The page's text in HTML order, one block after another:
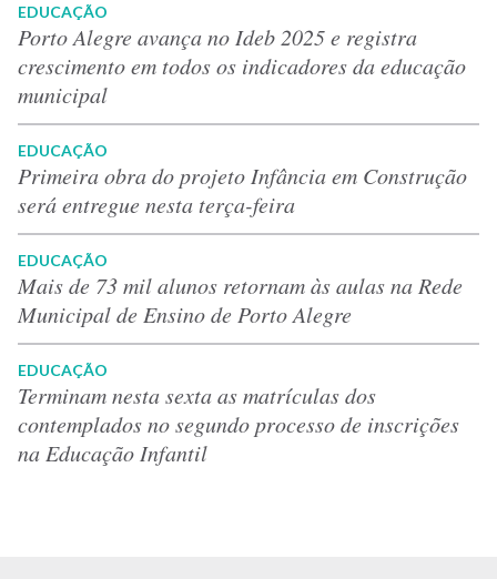
EDUCAÇÃO
Porto Alegre avança no Ideb 2025 e registra
crescimento em todos os indicadores da educação
municipal
EDUCAÇÃO
Primeira obra do projeto Infância em Construção
será entregue nesta terça-feira
EDUCAÇÃO
Mais de 73 mil alunos retornam às aulas na Rede
Municipal de Ensino de Porto Alegre
EDUCAÇÃO
Terminam nesta sexta as matrículas dos
contemplados no segundo processo de inscrições
na Educação Infantil